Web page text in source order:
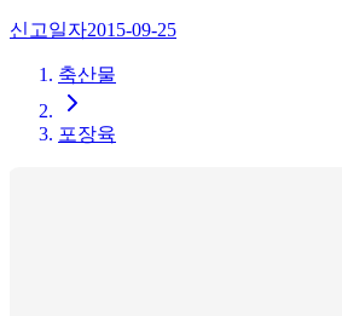
신고일자2015-09-25
축산물
포장육